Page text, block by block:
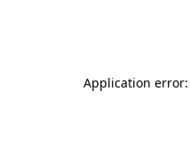
Application